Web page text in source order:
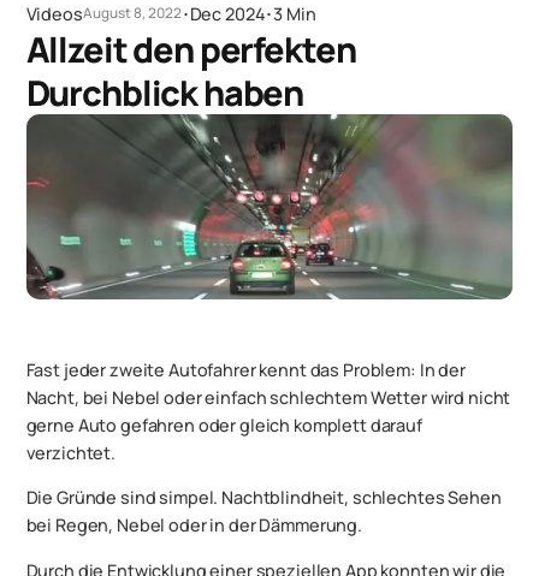
VideosAugust 8, 2022･Dec 2024･3 Min
Allzeit den perfekten
Durchblick haben
Fast jeder zweite Autofahrer kennt das Problem: In der
Nacht, bei Nebel oder einfach schlechtem Wetter wird nicht
gerne Auto gefahren oder gleich komplett darauf
verzichtet.
Die Gründe sind simpel. Nachtblindheit, schlechtes Sehen
bei Regen, Nebel oder in der Dämmerung.
Durch die Entwicklung einer speziellen App konnten wir die